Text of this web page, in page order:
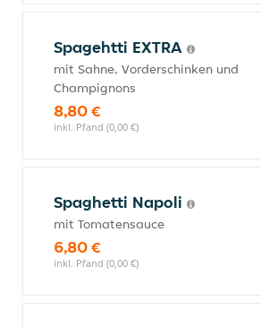
Spagehtti EXTRA
mit Sahne, Vorderschinken und
Champignons
8,80 €
inkl. Pfand (0,00 €)
Spaghetti Napoli
mit Tomatensauce
6,80 €
inkl. Pfand (0,00 €)